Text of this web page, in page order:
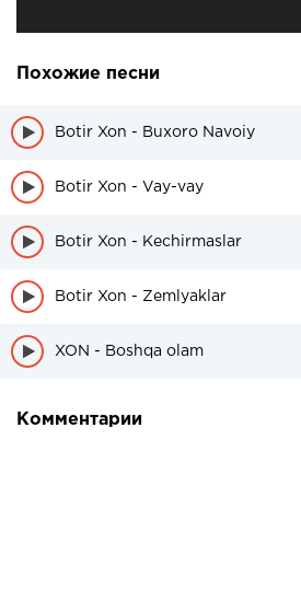
Похожие песни
Botir Xon - Buxoro Navoiy
Botir Xon - Vay-vay
Botir Xon - Kechirmaslar
Botir Xon - Zemlyaklar
XON - Boshqa olam
Комментарии